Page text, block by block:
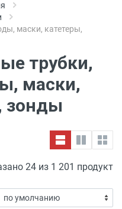
маски, катетеры,
трубки,
маски,
зонды
24 из 1 201 продукт